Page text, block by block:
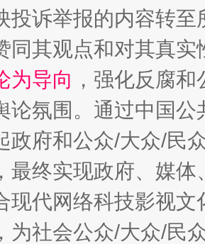
力责任有效落实 一纸欠
投诉举报的内容转
同其观点和对其真实
为导向 ，强化反腐
论氛围。通过中国
政府和公众/大众/民
最终实现政府、媒
现代网络科技影视
为社会公众/大众/民